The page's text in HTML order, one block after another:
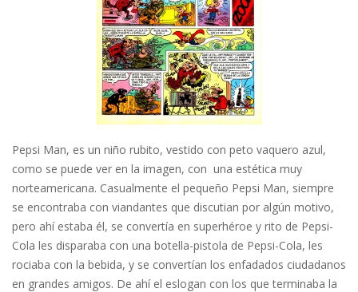
Pepsi Man, es un niño rubito, vestido con peto vaquero azul,
como se puede ver en la imagen, con una estética muy
norteamericana. Casualmente el pequeño Pepsi Man, siempre
se encontraba con viandantes que discutian por algún motivo,
pero ahí estaba él, se convertía en superhéroe y rito de Pepsi-
Cola les disparaba con una botella-pistola de Pepsi-Cola, les
rociaba con la bebida, y se convertían los enfadados ciudadanos
en grandes amigos. De ahí el eslogan con los que terminaba la